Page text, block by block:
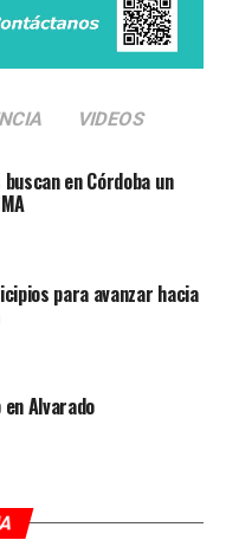
VIDEOS
en Córdoba un
para avanzar hacia
Alvarado